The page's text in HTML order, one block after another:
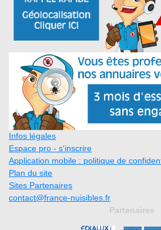
Infos légales
Espace pro - s'inscrire
Application mobile : politique de
Plan du site
Sites Partenaires
contact@france-nuisibles.fr
Partenaires